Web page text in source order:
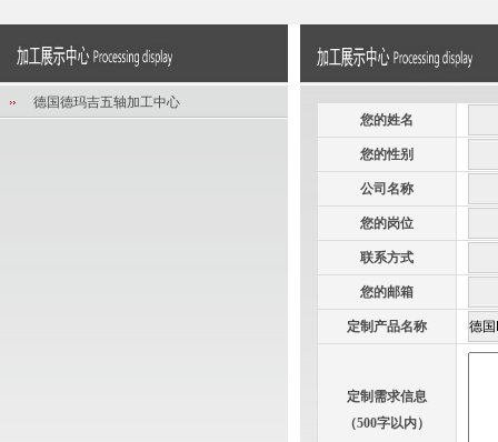
华中科技大学电气学院研究生参观武汉征原电气有限公司实践
活动
汉企两项技术打破国外垄断 全国三成火车为汉产
祝贺我公司被湖北省经济和信息化委员会授予2011年度湖北省
德国德玛吉五轴加工中心
您的姓名
您的性别
公司名称
您的岗位
联系方式
您的邮箱
定制产品名称
定制需求信息
（500字以内）